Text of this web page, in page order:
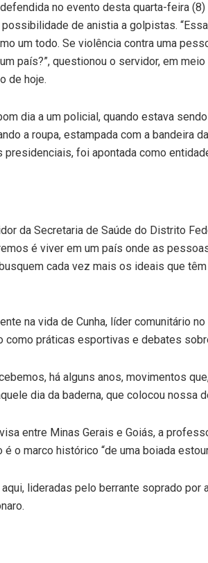
no evento desta quarta-feira
de anistia a golpistas.
um todo. Se violência contra uma
país?”, questionou o servidor, em
de hoje.
dia a um policial, quando estava
a roupa, estampada com a
foi apontada como
da Secretaria de Saúde do Distrito
é viver em um país onde as
cada vez mais os ideais que
na vida de Cunha, líder comunitário
práticas esportivas e debates
há alguns anos, movimentos
dia da baderna, que colocou nossa
entre Minas Gerais e Goiás, a
o marco histórico “de uma boiada
lideradas pelo berrante soprado